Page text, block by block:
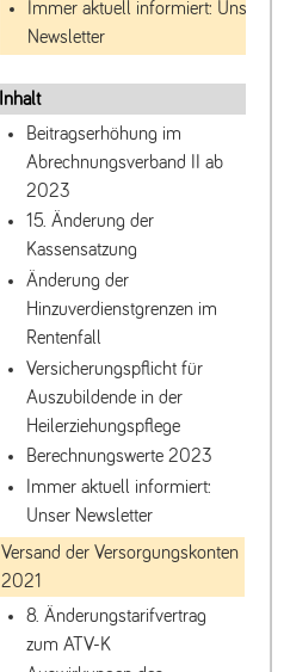
Immer aktuell informiert: Unser
Newsletter
Inhalt
Beitragserhöhung im
Abrechnungsverband II ab
2023
15. Änderung der
Kassensatzung
Änderung der
Hinzuverdienstgrenzen im
Rentenfall
Versicherungspflicht für
Auszubildende in der
Heilerziehungspflege
Berechnungswerte 2023
Immer aktuell informiert:
Unser Newsletter
Versand der Versorgungskonten
2021
8. Änderungstarifvertrag
zum ATV-K